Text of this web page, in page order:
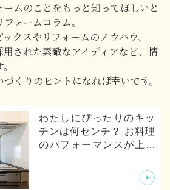
ムのことをもっと知ってほしいと
ォームコラム。
クスやリフォームのノウハウ、
された素敵なアイディアなど、情
くりのヒントになれば幸いです。
わたしにぴったりのキッ
チンは何センチ？ お料理
のパフォーマンスが上が